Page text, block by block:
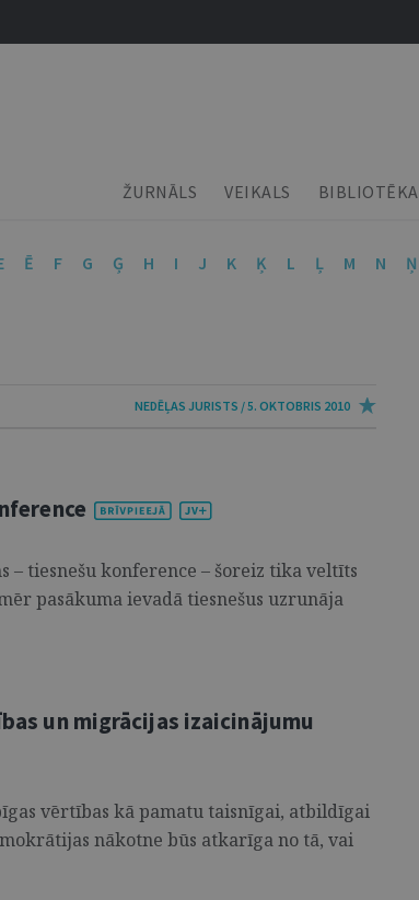
ŽURNĀLS VEIKALS BIBLIOTĒKA
Ē F G Ģ H I J K Ķ L Ļ M N Ņ
NEDĒĻAS JURISTS / 5. OKTOBRIS 2010
– tiesnešu konference – šoreiz tika veltīts
pasākuma ievadā tiesnešus uzrunāja
un migrācijas izaicinājumu
vērtības kā pamatu taisnīgai, atbildīgai
nākotne būs atkarīga no tā, vai